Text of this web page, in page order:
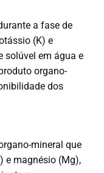
a fase de
(K) e
solúvel em água e
organo-
dos
mineral que
e magnésio (Mg),